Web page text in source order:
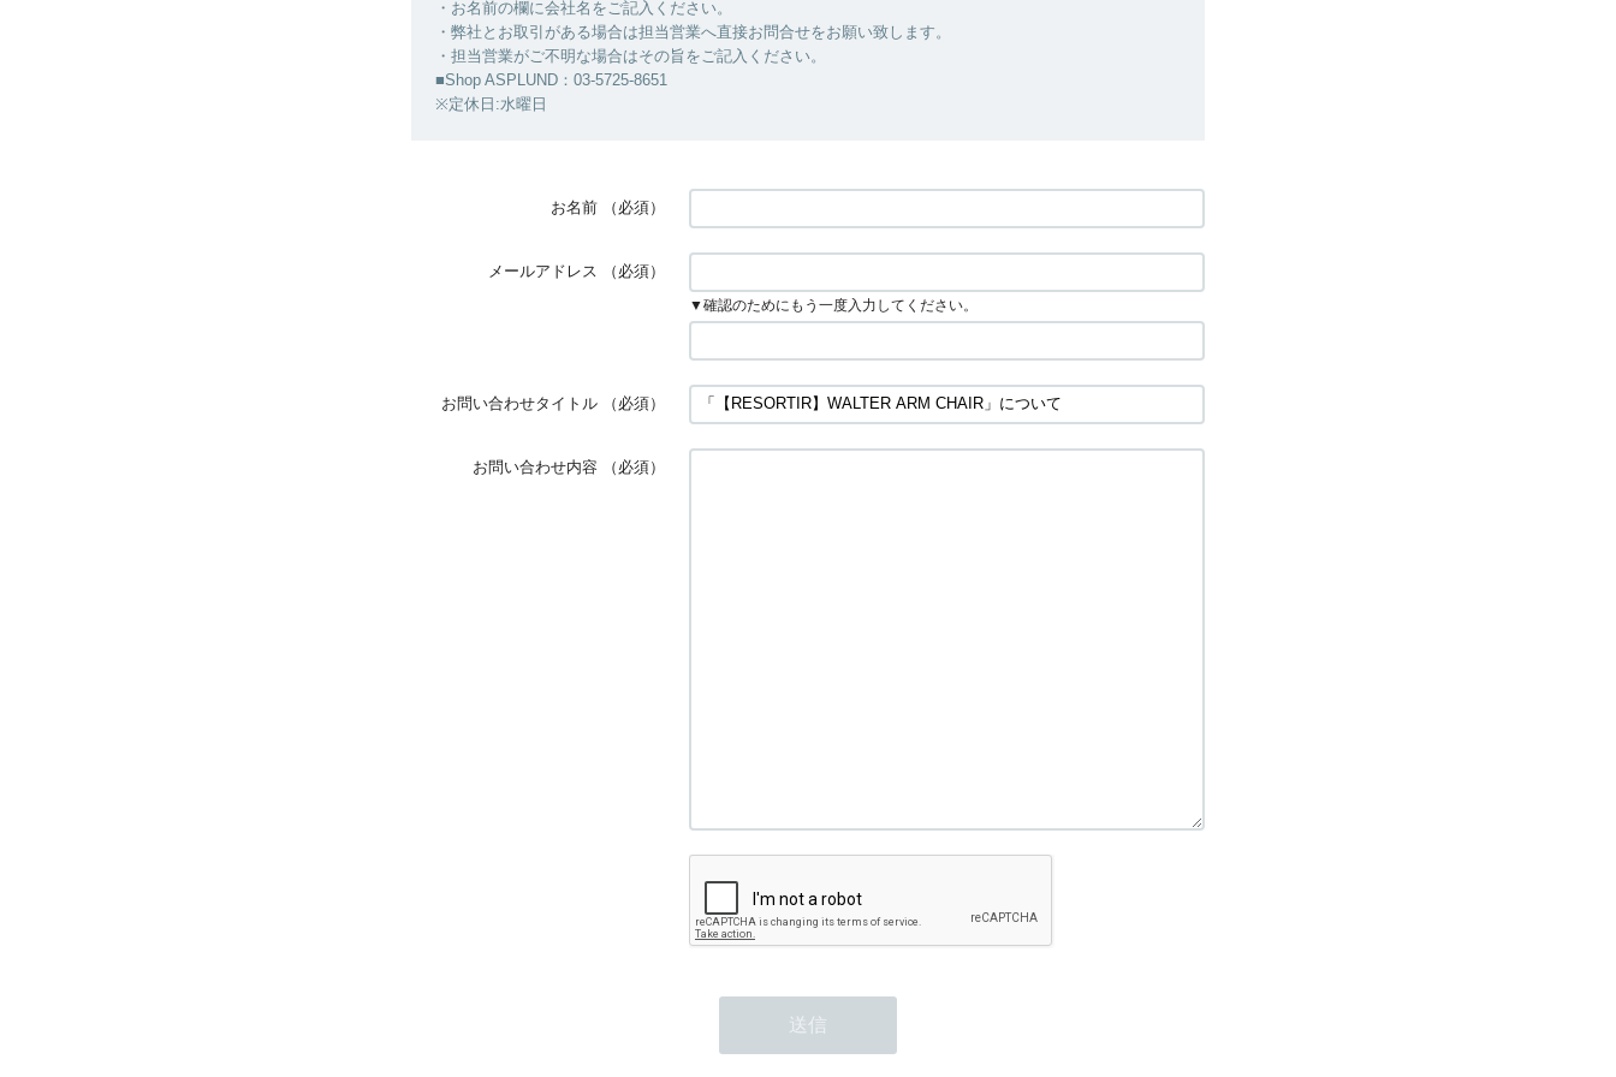
・お名前の欄に会社名をご記入ください。
・弊社とお取引がある場合は担当営業へ直接お問合せをお願い致します。
・担当営業がご不明な場合はその旨をご記入ください。
■Shop ASPLUND：03-5725-8651
※定休日:水曜日
お名前 （必須）
メールアドレス （必須）
▼確認のためにもう一度入力してください。
お問い合わせタイトル （必須）
お問い合わせ内容 （必須）